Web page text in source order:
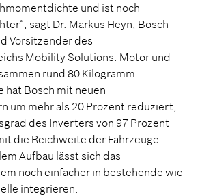
und ist noch
sagt Dr. Markus Heyn, Bosch-
Vorsitzender des
Mobility Solutions. Motor und
rund 80 Kilogramm.
hat Bosch mit neuen
um mehr als 20 Prozent reduziert,
des Inverters von 97 Prozent
die Reichweite der Fahrzeuge
Aufbau lässt sich das
noch einfacher in bestehende wie
integrieren.